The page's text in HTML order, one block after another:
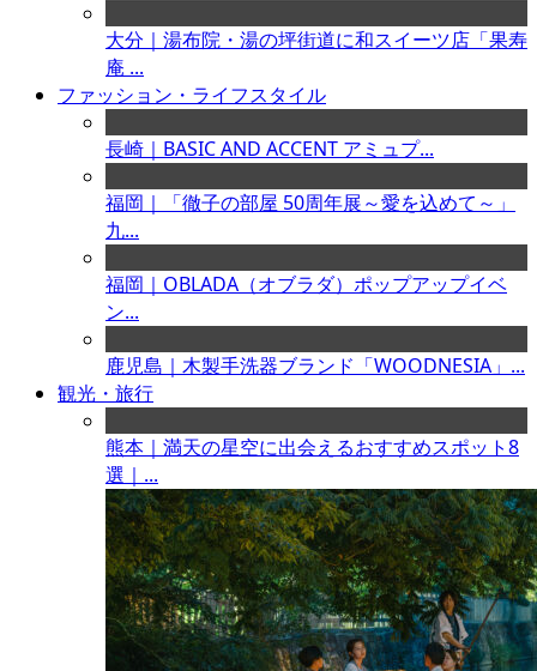
大分｜湯布院・湯の坪街道に和スイーツ店「果寿
庵 ...
ファッション・ライフスタイル
長崎｜BASIC AND ACCENT アミュプ...
福岡｜「徹子の部屋 50周年展～愛を込めて～」
九...
福岡｜OBLADA（オブラダ）ポップアップイベ
ン...
鹿児島｜木製手洗器ブランド「WOODNESIA」...
観光・旅行
熊本｜満天の星空に出会えるおすすめスポット8
選｜...